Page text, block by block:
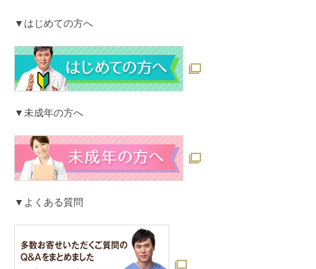
▼はじめての方へ
▼未成年の方へ
▼よくある質問